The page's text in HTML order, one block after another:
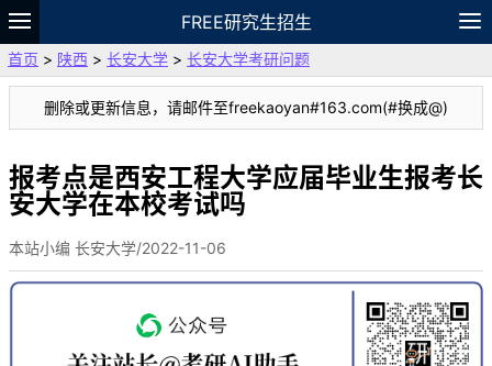
FREE研究生招生
题库
故事 专题 APP 笔记
VIP
资料
首页 > 陕西 > 长安大学 > 长安大学考研问题
删除或更新信息，请邮件至freekaoyan#163.com(#换成@)
报考点是西安工程大学应届毕业生报考长
安大学在本校考试吗
本站小编 长安大学/2022-11-06